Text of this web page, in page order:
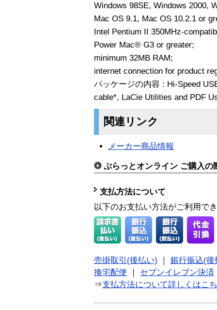
Windows 98SE, Windows 2000,
Mac OS 9.1, Mac OS 10.2.1 or
Intel Pentium II 350MHz-
Power Mac® G3 or greater;
minimum 32MB RAM;
internet connection for product
パッケージの内容 : Hi-Speed
cable*, LaCie Utilities and PDF
関連リンク
メーカー商品情報
ぷらっとオンライン ご購入の
支払方法について
以下のお支払い方法がご利用で
売掛取引(後払い)
銀行振込(後
換宅配便
セブンイレブン決済
⇒支払方法について詳しくはこ